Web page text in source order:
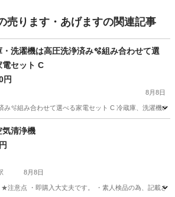
売ります・あげますの関連記事
・洗濯機は高圧洗浄済み🫧組み合わせて選
電セット C
円
8月8日
み🫧組み合わせて選べる家電セット C 冷蔵庫、洗濯機
電 商品
気清浄機
8月8日
★注意点 ・即購入大丈夫です。 ・素人検品の為、記載さ